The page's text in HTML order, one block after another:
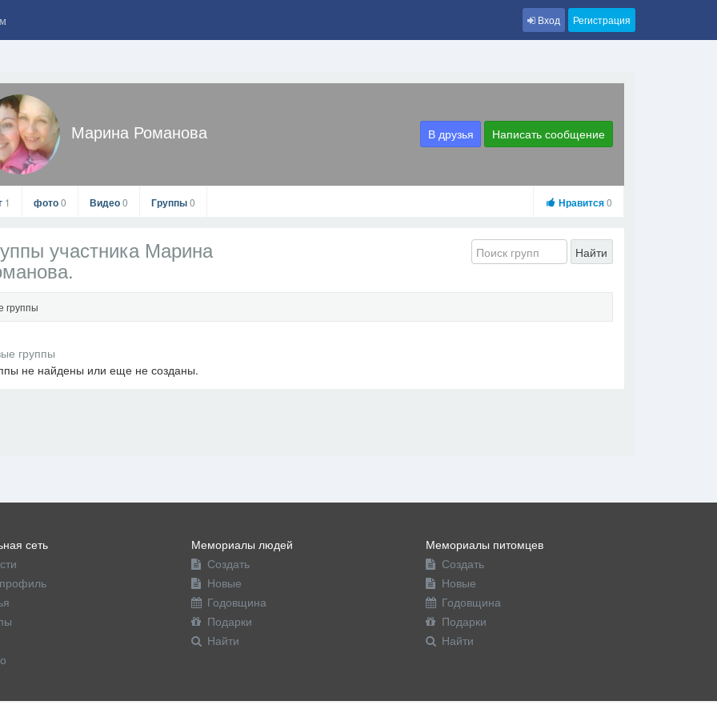
Вход Регистрация
Марина Романова В друзья Написать сообщение
1 фото0 Видео0 Группы0 Нравится0
участника Марина Найти
группы
не найдены или еще не созданы.
сеть
Мемориалы людей
Создать
Новые
Годовщина
Подарки
Найти
Мемориалы питомцев
Создать
Новые
Годовщина
Подарки
Найти